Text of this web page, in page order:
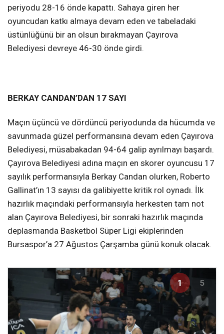
periyodu 28-16 önde kapattı. Sahaya giren her
oyuncudan katkı almaya devam eden ve tabeladaki
üstünlüğünü bir an olsun bırakmayan Çayırova
Belediyesi devreye 46-30 önde girdi.
BERKAY CANDAN’DAN 17 SAYI
Maçın üçüncü ve dördüncü periyodunda da hücumda ve
savunmada güzel performansına devam eden Çayırova
Belediyesi, müsabakadan 94-64 galip ayrılmayı başardı.
Çayırova Belediyesi adına maçın en skorer oyuncusu 17
sayılık performansıyla Berkay Candan olurken, Roberto
Gallinat’ın 13 sayısı da galibiyette kritik rol oynadı. İlk
hazırlık maçındaki performansıyla herkesten tam not
alan Çayırova Belediyesi, bir sonraki hazırlık maçında
deplasmanda Basketbol Süper Ligi ekiplerinden
Bursaspor’a 27 Ağustos Çarşamba günü konuk olacak.
1 5